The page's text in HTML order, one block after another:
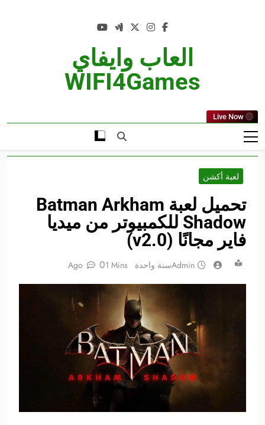
العاب وايفاي
WIFI4Games
Live Now
لعبة أكشن
تحميل لعبة Batman Arkham
Shadow للكمبيوتر من ميديا
فاير مجانًا (v2.0)
Adminسنة واحدة Ago 01 Mins